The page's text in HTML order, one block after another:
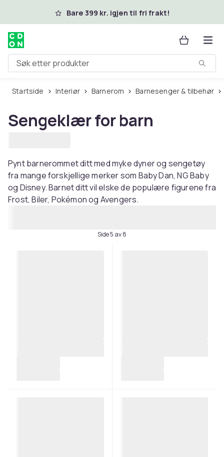
Hopp til hovedinnholdBare 399 kr. igjen til fri frakt!
Søk etter produkter
Startside Interiør Barnerom Barnesenger & tilbehør
Sengeklær for barn
Pynt barnerommet ditt med myke dyner og sengetøy
fra mange forskjellige merker som Baby Dan, NG Baby
og Disney. Barnet ditt vil elske de populære figurene fra
Frost, Biler, Pokémon og Avengers.
Side 5 av 8